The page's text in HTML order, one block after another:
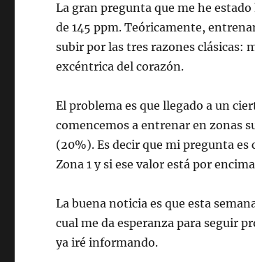
La gran pregunta que me he
de 145 ppm. Teóricamente,
subir por las tres razones
excéntrica del corazón.
El problema es que llegado a un
comencemos a entrenar en zonas
(20%). Es decir que mi pregunta
Zona 1 y si ese valor está por
La buena noticia es que esta
cual me da esperanza para seguir
ya iré informando.